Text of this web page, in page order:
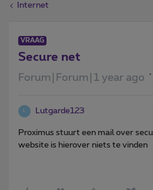
Internet
VRAAG
Secure net
Forum|Forum|1 year ago
L Lutgarde123
Proximus stuurt een mail over
website is hierover niets te vinden